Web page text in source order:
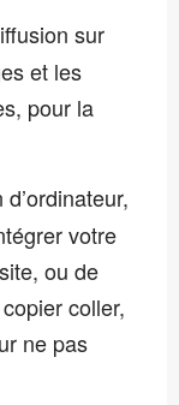
sur
et les
pour la
votre
ou de
coller,
ne pas